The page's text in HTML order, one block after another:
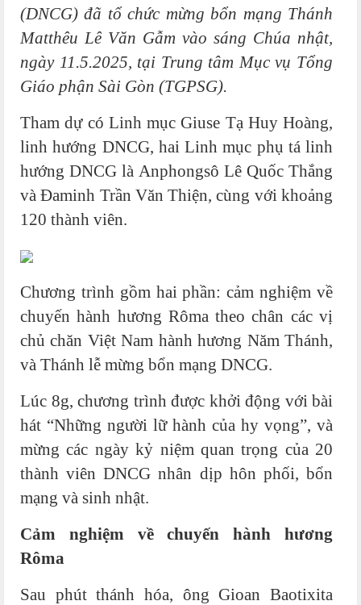
(DNCG) đã tổ chức mừng bổn mạng Thánh
Matthêu Lê Văn Gẫm vào sáng Chúa nhật,
ngày 11.5.2025, tại Trung tâm Mục vụ Tổng
Giáo phận Sài Gòn (TGPSG).
Tham dự có Linh mục Giuse Tạ Huy Hoàng,
linh hướng DNCG, hai Linh mục phụ tá linh
hướng DNCG là Anphongsô Lê Quốc Thắng
và Đaminh Trần Văn Thiện, cùng với khoảng
120 thành viên.
Chương trình gồm hai phần: cảm nghiệm về
chuyến hành hương Rôma theo chân các vị
chủ chăn Việt Nam hành hương Năm Thánh,
và Thánh lễ mừng bổn mạng DNCG.
Lúc 8g, chương trình được khởi động với bài
hát “Những người lữ hành của hy vọng”, và
mừng các ngày kỷ niệm quan trọng của 20
thành viên DNCG nhân dịp hôn phối, bổn
mạng và sinh nhật.
Cảm nghiệm về chuyến hành hương
Rôma
Sau phút thánh hóa, ông Gioan Baotixita